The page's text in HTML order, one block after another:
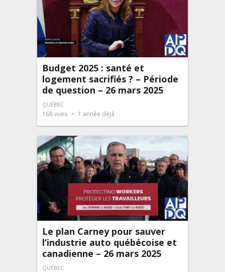
Budget 2025 : santé et
logement sacrifiés ? – Période
de question – 26 mars 2025
QUÉBEC
168vues 1 année déjà
Le plan Carney pour sauver
l’industrie auto québécoise et
canadienne – 26 mars 2025
QUÉBEC